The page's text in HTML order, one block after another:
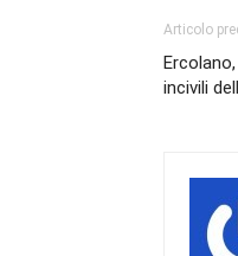
Articolo
incivili